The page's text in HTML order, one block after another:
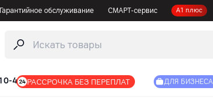
Гарантийное обслуживание СМАРТ-сервис А1 плюс
РАССРОЧКА БЕЗ ПЕРЕПЛАТ ДЛЯ БИЗНЕСА